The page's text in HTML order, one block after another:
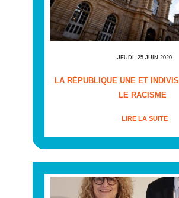
JEUDI, 25 JUIN 2020
LA RÉPUBLIQUE UNE ET
LE RACISME
LIRE LA SUITE